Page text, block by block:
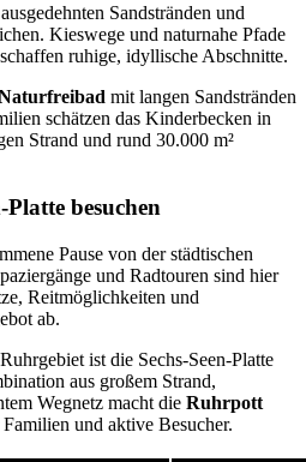
Sandstränden und
Kieswege und naturnahe Pfade
ruhige, idyllische Abschnitte.
mit langen Sandstränden
schätzen das Kinderbecken in
Strand und rund 30.000 m²
Platte besuchen
Pause von der städtischen
und Radtouren sind hier
Reitmöglichkeiten und
ab.
ist die Sechs-Seen-Platte
aus großem Strand,
Wegnetz macht die Ruhrpott
und aktive Besucher.